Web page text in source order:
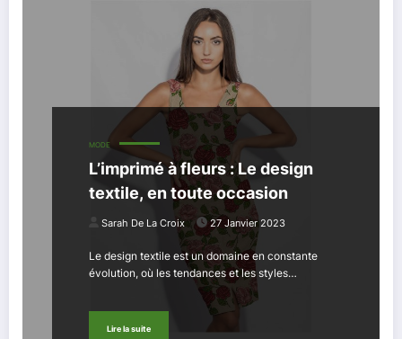
MODE
L’imprimé à fleurs : Le design
textile, en toute occasion
Sarah De La Croix 27 Janvier 2023
Le design textile est un domaine en constante
évolution, où les tendances et les styles…
Lire la suite